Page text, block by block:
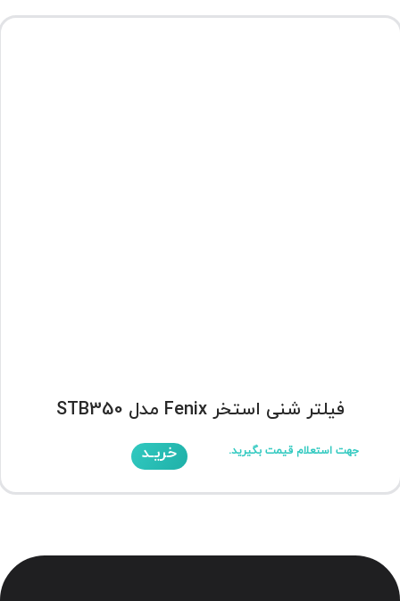
فیلتر شنی استخر Fenix مدل STB350
جهت استعلام قیمت بگیرید. خریـد